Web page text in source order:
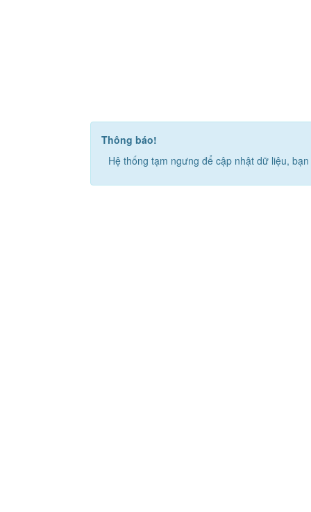
Thông báo!
Hệ thống tạm ngưng để cập nhật dữ liệu,